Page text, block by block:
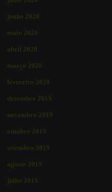
junho 2020
maio 2020
abril 2020
março 2020
fevereiro 2020
dezembro 2019
novembro 2019
outubro 2019
setembro 2019
agosto 2019
julho 2019